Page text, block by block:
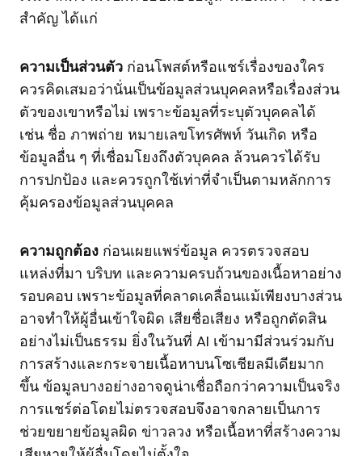
สำคัญ ได้แก่
ความเป็นส่วนตัว ก่อนโพสต์หรือแชร์เรื่องของใคร
ควรคิดเสมอว่านั่นเป็นข้อมูลส่วนบุคคลหรือเรื่องส่วน
ตัวของเขาหรือไม่ เพราะข้อมูลที่ระบุตัวบุคคลได้
เช่น ชื่อ ภาพถ่าย หมายเลขโทรศัพท์ วันเกิด หรือ
ข้อมูลอื่น ๆ ที่เชื่อมโยงถึงตัวบุคคล ล้วนควรได้รับ
การปกป้อง และควรถูกใช้เท่าที่จำเป็นตามหลักการ
คุ้มครองข้อมูลส่วนบุคคล
ความถูกต้อง ก่อนเผยแพร่ข้อมูล ควรตรวจสอบ
แหล่งที่มา บริบท และความครบถ้วนของเนื้อหาอย่าง
รอบคอบ เพราะข้อมูลที่คลาดเคลื่อนแม้เพียงบางส่วน
อาจทำให้ผู้อื่นเข้าใจผิด เสียชื่อเสียง หรือถูกตัดสิน
อย่างไม่เป็นธรรม ยิ่งในวันที่ AI เข้ามามีส่วนร่วมกับ
การสร้างและกระจายเนื้อหาบนโซเชียลมีเดียมาก
ขึ้น ข้อมูลบางอย่างอาจดูน่าเชื่อถือกว่าความเป็นจริง
การแชร์ต่อโดยไม่ตรวจสอบจึงอาจกลายเป็นการ
ช่วยขยายข้อมูลผิด ข่าวลวง หรือเนื้อหาที่สร้างความ